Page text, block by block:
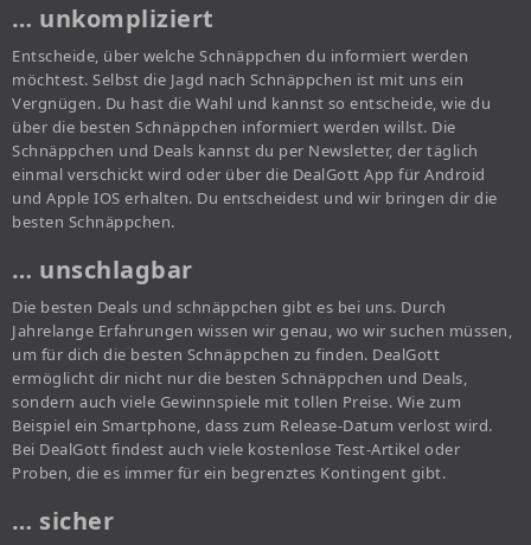
… unkompliziert
Entscheide, über welche Schnäppchen du informiert werden
möchtest. Selbst die Jagd nach Schnäppchen ist mit uns ein
Vergnügen. Du hast die Wahl und kannst so entscheide, wie du
über die besten Schnäppchen informiert werden willst. Die
Schnäppchen und Deals kannst du per Newsletter, der täglich
einmal verschickt wird oder über die DealGott App für Android
und Apple IOS erhalten. Du entscheidest und wir bringen dir die
besten Schnäppchen.
… unschlagbar
Die besten Deals und schnäppchen gibt es bei uns. Durch
Jahrelange Erfahrungen wissen wir genau, wo wir suchen müssen,
um für dich die besten Schnäppchen zu finden. DealGott
ermöglicht dir nicht nur die besten Schnäppchen und Deals,
sondern auch viele Gewinnspiele mit tollen Preise. Wie zum
Beispiel ein Smartphone, dass zum Release-Datum verlost wird.
Bei DealGott findest auch viele kostenlose Test-Artikel oder
Proben, die es immer für ein begrenztes Kontingent gibt.
… sicher